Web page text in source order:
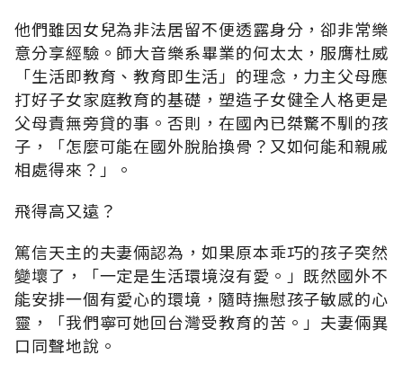
他們雖因女兒為非法居留不便透露身分，卻非常樂
意分享經驗。師大音樂系畢業的何太太，服膺杜威
「生活即教育、教育即生活」的理念，力主父母應
打好子女家庭教育的基礎，塑造子女健全人格更是
父母責無旁貸的事。否則，在國內已桀驚不馴的孩
子，「怎麼可能在國外脫胎換骨？又如何能和親戚
相處得來？」。
飛得高又遠？
篤信天主的夫妻倆認為，如果原本乖巧的孩子突然
變壞了，「一定是生活環境沒有愛。」既然國外不
能安排一個有愛心的環境，隨時撫慰孩子敏感的心
靈，「我們寧可她回台灣受教育的苦。」夫妻倆異
口同聲地說。